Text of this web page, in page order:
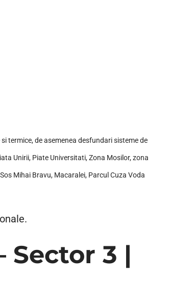
termice, de asemenea desfundari sisteme de
Unirii, Piate Universitati, Zona Mosilor, zona
Mihai Bravu, Macaralei, Parcul Cuza Voda
Sector 3 |